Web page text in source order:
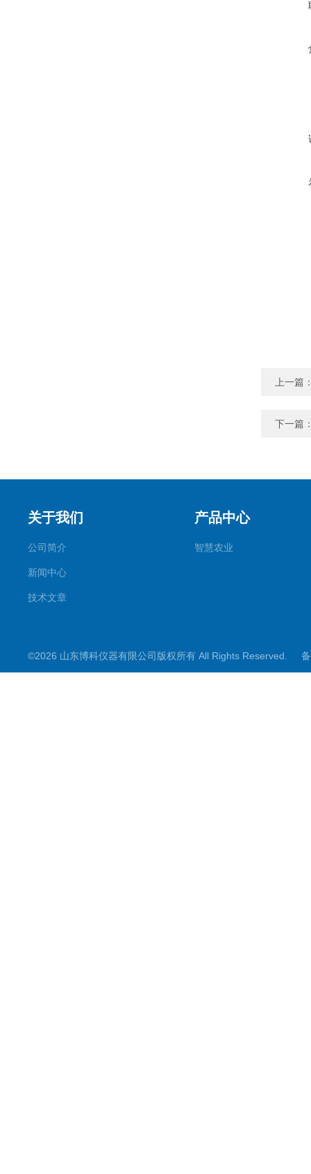
上一篇
下一篇
关于我们
公司简介
新闻中心
技术文章
产品中心
智慧农业
©2026 山东博科仪器有限公司版权所有 All Rights Reserved.